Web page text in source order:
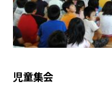
児童集会